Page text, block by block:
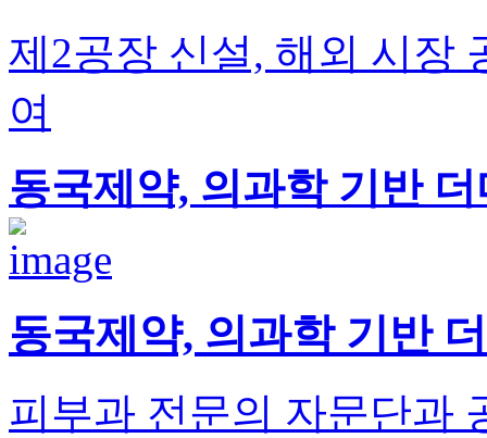
제2공장 신설, 해외 시장
여
동국제약, 의과학 기반
동국제약, 의과학 기반
피부과 전문의 자문단과